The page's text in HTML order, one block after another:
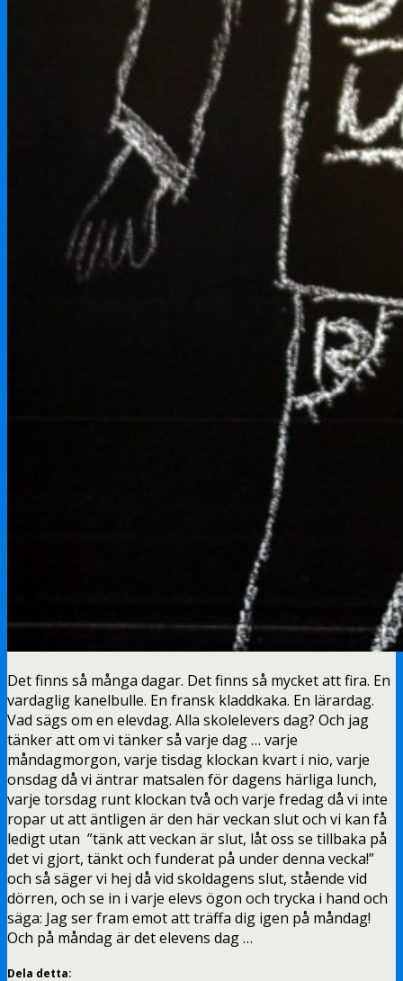
Det finns så många dagar. Det finns så mycket att fira. En
vardaglig kanelbulle. En fransk kladdkaka. En lärardag.
Vad sägs om en elevdag. Alla skolelevers dag? Och jag
tänker att om vi tänker så varje dag … varje
måndagmorgon, varje tisdag klockan kvart i nio, varje
onsdag då vi äntrar matsalen för dagens härliga lunch,
varje torsdag runt klockan två och varje fredag då vi inte
ropar ut att äntligen är den här veckan slut och vi kan få
ledigt utan ”tänk att veckan är slut, låt oss se tillbaka på
det vi gjort, tänkt och funderat på under denna vecka!”
och så säger vi hej då vid skoldagens slut, stående vid
dörren, och se in i varje elevs ögon och trycka i hand och
säga: Jag ser fram emot att träffa dig igen på måndag!
Och på måndag är det elevens dag …
Dela detta: